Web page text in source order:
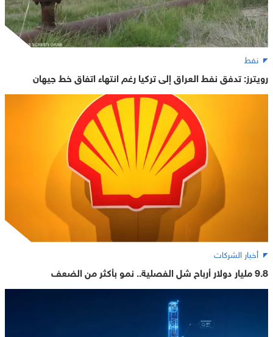
نفط
رويترز: تدفق نفط العراق إلى تركيا رغم انتهاء اتفاق خط جيهان
أخبار الشركات
9.8 مليار دولار أرباح شل الفصلية.. نمو بأكثر من الضعف